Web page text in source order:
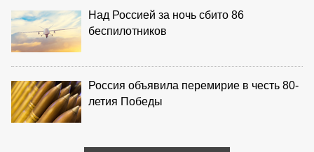
Над Россией за ночь сбито 86
беспилотников
Россия объявила перемирие в честь 80-
летия Победы